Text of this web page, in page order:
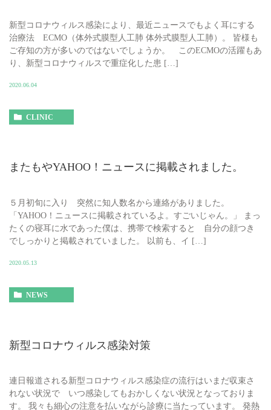
新型コロナウィルス感染により、最近ニュースでもよく耳にする
治療法 ECMO（体外式膜型人工肺 体外式膜型人工肺）。 皆様も
ご存知の方が多いのではないでしょうか。 このECMOの活躍もあ
り、新型コロナウィルスで重症化した患 […]
2020.06.04
CLINIC
またもやYAHOO！ニュースに掲載されました。
５月初旬に入り 突然に知人数名から連絡がありました。
「YAHOO！ニュースに掲載されているよ。すごいじゃん。」 まっ
たくの寝耳に水であった僕は、携帯で検索すると 自分の顔つき
でしっかりと掲載されていました。 以前も、イ […]
2020.05.13
NEWS
新型コロナウィルス感染対策
連日報道される新型コロナウィルス感染症の流行はいまだ収束さ
れない状況で いつ感染してもおかしくない状況となっておりま
す。 我々も細心の注意を払いながら診療に当たっています。 発熱